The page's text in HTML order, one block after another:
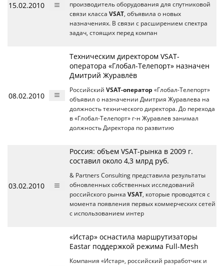
15.02.2010
производитель оборудования для спутниковой
связи класса VSAT, объявила о новых
назначениях. В связи с расширением спектра
задач, стоящих перед компан
08.02.2010
Техническим директором VSAT-
оператора «Глобал-Телепорт» назначен
Дмитрий Журавлёв
Российский VSAT-оператор «Глобал-Телепорт»
объявил о назначении Дмитрия Журавлева на
должность технического директора. До перехода
в «Глобал-Телепорт» г-н Журавлев занимал
должность Директора по развитию
03.02.2010
Россия: объем VSAT-рынка в 2009 г.
составил около 4,3 млрд руб.
& Partners Consulting представила результаты
обновленных собственных исследований
российского рынка VSAT, которые проводятся с
момента появления первых коммерческих сетей
с использованием интер
«Истар» оснастила маршрутизаторы
Eastar поддержкой режима Full-Mesh
Компания «Истар», российский разработчик и